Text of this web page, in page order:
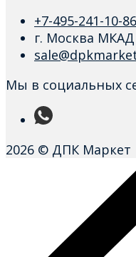
+7-495-241-10-86
г. Москва
Мы в социальных
2026 © ДПК Маркет